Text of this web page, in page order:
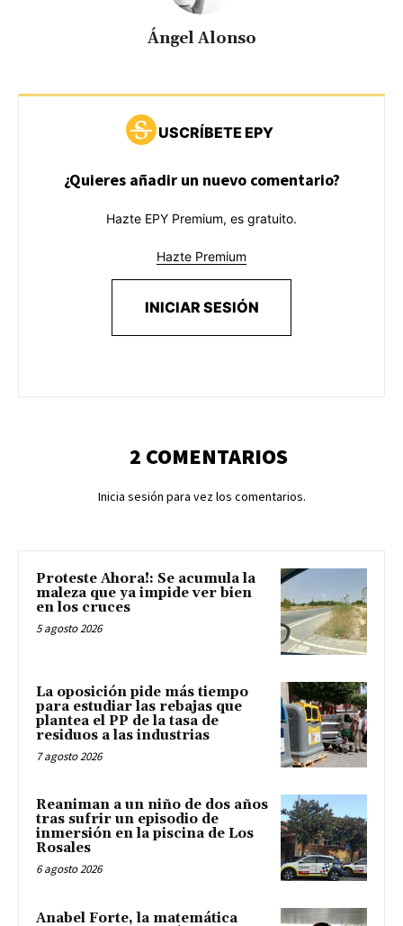
Ángel Alonso
USCRÍBETE EPY
¿Quieres añadir un nuevo comentario?
Hazte EPY Premium, es gratuito.
Hazte Premium
INICIAR SESIÓN
2 COMENTARIOS
Inicia sesión para vez los comentarios.
Proteste Ahora!: Se acumula la
maleza que ya impide ver bien
en los cruces
5 agosto 2026
La oposición pide más tiempo
para estudiar las rebajas que
plantea el PP de la tasa de
residuos a las industrias
7 agosto 2026
Reaniman a un niño de dos años
tras sufrir un episodio de
inmersión en la piscina de Los
Rosales
6 agosto 2026
Anabel Forte, la matemática